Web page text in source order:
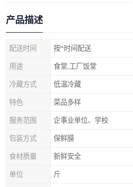
产品描述
配送时间 按*时间配送
用途 食堂,工厂饭堂
冷藏方式 低温冷藏
特色 菜品多样
服务范围 企事业单位、学校
包装方式 保鲜膜
食材质量 新鲜安全
单位 斤